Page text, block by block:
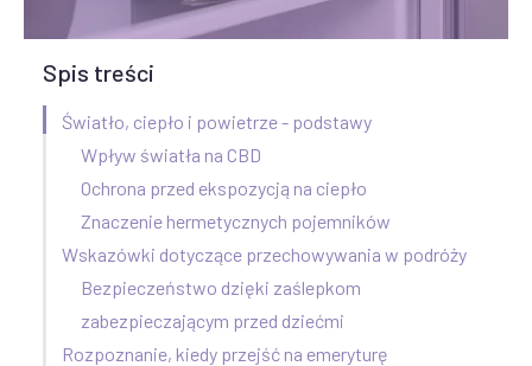
Spis treści
Światło, ciepło i powietrze - podstawy
Wpływ światła na CBD
Ochrona przed ekspozycją na ciepło
Znaczenie hermetycznych pojemników
Wskazówki dotyczące przechowywania w podróży
Bezpieczeństwo dzięki zaślepkom
zabezpieczającym przed dziećmi
Rozpoznanie, kiedy przejść na emeryturę